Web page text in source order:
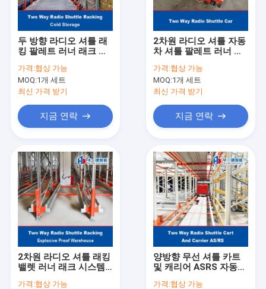
제품 소개
회사 소개
공장 투어
품질 관리
두 방향 라디오 셔틀 래
킹 팔레트 러너 래크 시
인
가격:협상 가능
MOQ:1개 세트
최신 가격 받기
지금 연락
2차원 라디오 셔틀 자동
차 셔틀 팔레트 러너 랙
셔틀 랙
가격:협상 가능
MOQ:1개 세트
최신 가격 받기
지금 연락
2차원 라디오 셔틀 래킹
밸렛 러너 래크 시스템
가격:협상 가능
양방향 무선 셔틀 카트
및 캐리어 ASRS 자동
가격:협상 가능